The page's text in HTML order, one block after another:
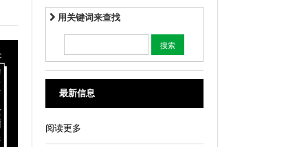
用关键词来查找
最新信息
阅读更多